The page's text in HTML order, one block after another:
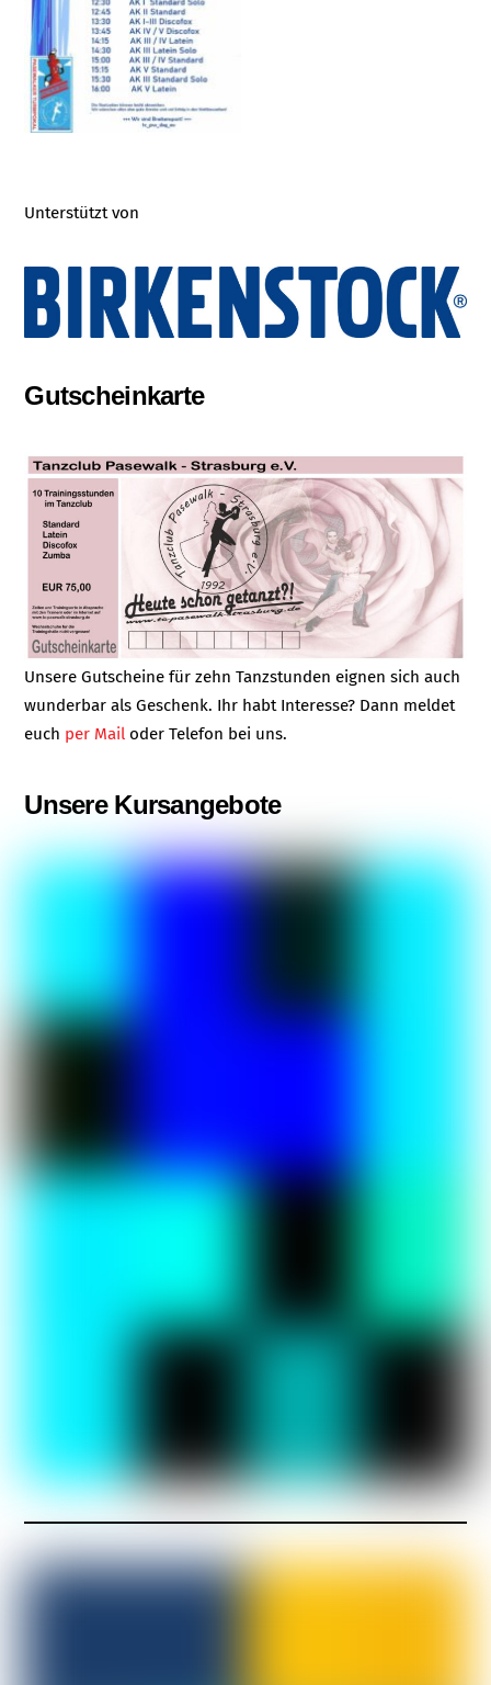
Unterstützt von
Gutscheinkarte
Unsere Gutscheine für zehn Tanzstunden eignen sich auch
wunderbar als Geschenk. Ihr habt Interesse? Dann meldet
euch per Mailoder Telefon bei uns.
Unsere Kursangebote